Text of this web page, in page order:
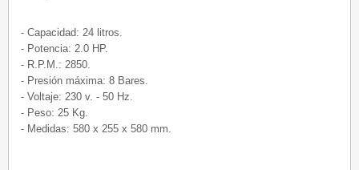
- Capacidad: 24 litros.
- Potencia: 2.0 HP.
- R.P.M.: 2850.
- Presión máxima: 8 Bares.
- Voltaje: 230 v. - 50 Hz.
- Peso: 25 Kg.
- Medidas: 580 x 255 x 580 mm.